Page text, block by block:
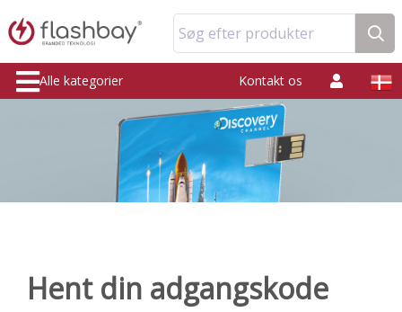
Søg efter produkter
Alle kategorier Kontakt os
Hent din adgangskode